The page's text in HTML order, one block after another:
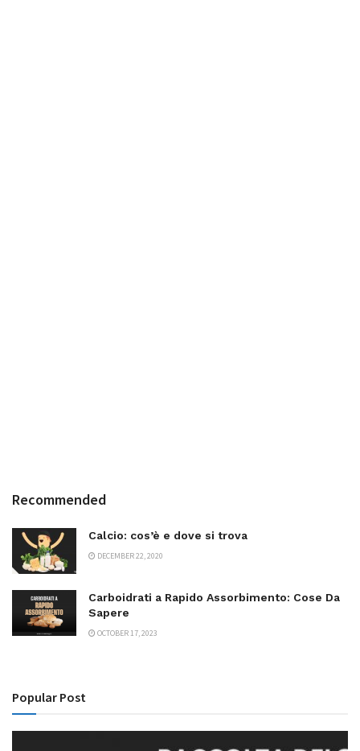
Recommended
Calcio: cos’è e dove si trova
DECEMBER 22, 2020
Carboidrati a Rapido Assorbimento: Cose Da
Sapere
OCTOBER 17, 2023
Popular Post